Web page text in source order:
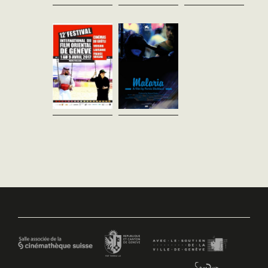
Maghreb en courts:AYA VA À
LA PLAGE, Maryam
TouzaniÉCHAPPÉE (L’),
Hamid Saïdji, Jonathan
MasonHYMÉNÉE, Violaine
BelletLAINE SUR LE DOS
toucher l’argent de la rançon.
Affolés, son père et ses frères
vont à Téhéran pour la...